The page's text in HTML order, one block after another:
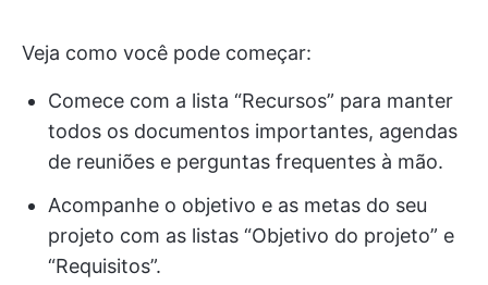
Veja como você pode começar:
Comece com a lista “Recursos” para manter
todos os documentos importantes, agendas
de reuniões e perguntas frequentes à mão.
Acompanhe o objetivo e as metas do seu
projeto com as listas “Objetivo do projeto” e
“Requisitos”.